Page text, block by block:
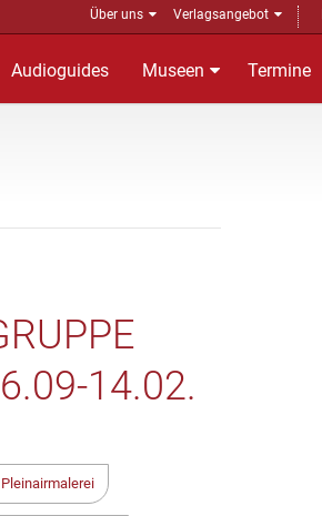
Über uns Verlagsangebot
Audioguides Museen Termine
14.02.
Pleinairmalerei